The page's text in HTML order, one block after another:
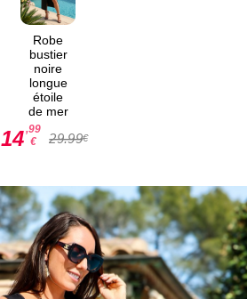
Robe
bustier
noire
longue
étoile
de mer
14,99
€
29.99€